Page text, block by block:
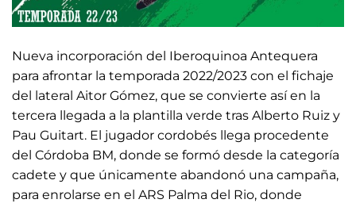
Nueva incorporación del Iberoquinoa Antequera
para afrontar la temporada 2022/2023 con el fichaje
del lateral Aitor Gómez, que se convierte así en la
tercera llegada a la plantilla verde tras Alberto Ruiz y
Pau Guitart. El jugador cordobés llega procedente
del Córdoba BM, donde se formó desde la categoría
cadete y que únicamente abandonó una campaña,
para enrolarse en el ARS Palma del Rio, donde